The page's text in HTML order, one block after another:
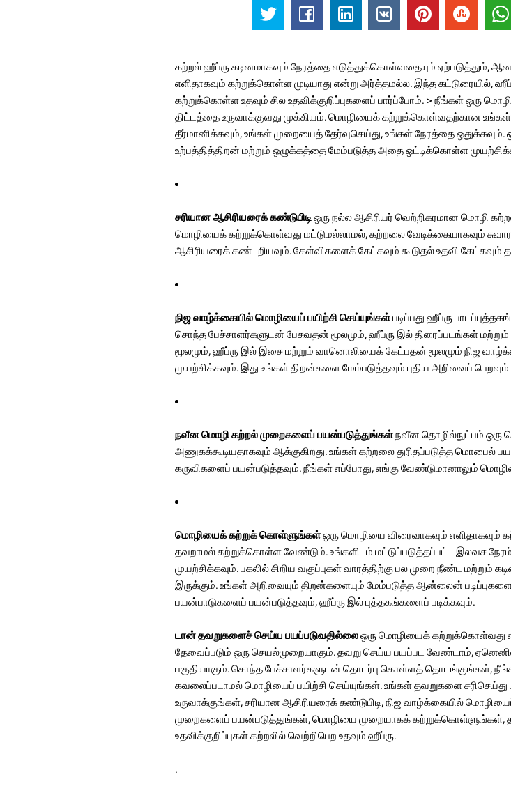
கற்றல் ஹீப்ரு கடினமாகவும் நேரத்தை எடுத்துக்கொள்வதையும் ஏற்படுத்தும்,
எளிதாகவும் கற்றுக்கொள்ள முடியாது என்று அர்த்தமல்ல. இந்த கட்டுரையில்,
கற்றுக்கொள்ள உதவும் சில உதவிக்குறிப்புகளைப் பார்ப்போம். > நீங்கள் ஒரு
திட்டத்தை உருவாக்குவது முக்கியம். மொழியைக் கற்றுக்கொள்வதற்கான
தீர்மானிக்கவும், உங்கள் முறையைத் தேர்வுசெய்து, உங்கள் நேரத்தை
உற்பத்தித்திறன் மற்றும் ஒழுக்கத்தை மேம்படுத்த அதை ஒட்டிக்கொள்ள
சரியான ஆசிரியரைக் கண்டுபிடி ஒரு நல்ல ஆசிரியர் வெற்றிகரமான மொழி
மொழியைக் கற்றுக்கொள்வது மட்டுமல்லாமல், கற்றலை வேடிக்கையாகவும்
ஆசிரியரைக் கண்டறியவும். கேள்விகளைக் கேட்கவும் கூடுதல் உதவி
நிஜ வாழ்க்கையில் மொழியைப் பயிற்சி செய்யுங்கள்படிப்பது ஹீப்ரு
சொந்த பேச்சாளர்களுடன் பேசுவதன் மூலமும், ஹீப்ரு இல் திரைப்படங்கள்
மூலமும், ஹீப்ரு இல் இசை மற்றும் வானொலியைக் கேட்பதன் மூலமும் நிஜ
முயற்சிக்கவும். இது உங்கள் திறன்களை மேம்படுத்தவும் புதிய அறிவைப் பெறவும்
நவீன மொழி கற்றல் முறைகளைப் பயன்படுத்துங்கள்நவீன தொழில்நுட்பம் ஒரு
அணுகக்கூடியதாகவும் ஆக்குகிறது. உங்கள் கற்றலை துரிதப்படுத்த மொபைல்
கருவிகளைப் பயன்படுத்தவும். நீங்கள் எப்போது, ​​எங்கு வேண்டுமானாலும்
மொழியைக் கற்றுக் கொள்ளுங்கள்ஒரு மொழியை விரைவாகவும்
தவறாமல் கற்றுக்கொள்ள வேண்டும். உங்களிடம் மட்டுப்படுத்தப்பட்ட இலவச
முயற்சிக்கவும். பகலில் சிறிய வகுப்புகள் வாரத்திற்கு பல முறை நீண்ட மற்றும்
இருக்கும். உங்கள் அறிவையும் திறன்களையும் மேம்படுத்த ஆன்லைன்
பயன்பாடுகளைப் பயன்படுத்தவும், ஹீப்ரு இல் புத்தகங்களைப் படிக்கவும்.
டான் தவறுகளைச் செய்ய பயப்படுவதில்லைஒரு மொழியைக் கற்றுக்கொள்வது
தேவைப்படும் ஒரு செயல்முறையாகும். தவறு செய்ய பயப்பட வேண்டாம்,
பகுதியாகும். சொந்த பேச்சாளர்களுடன் தொடர்பு கொள்ளத் தொடங்குங்கள்,
கவலைப்படாமல் மொழியைப் பயிற்சி செய்யுங்கள். உங்கள் தவறுகளை சரிசெய்து
உருவாக்குங்கள், சரியான ஆசிரியரைக் கண்டுபிடி, நிஜ வாழ்க்கையில்
முறைகளைப் பயன்படுத்துங்கள், மொழியை முறையாகக்
உதவிக்குறிப்புகள் கற்றலில் வெற்றிபெற உதவும் ஹீப்ரு.
.